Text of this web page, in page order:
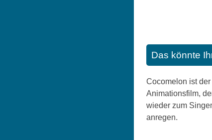
Das könnte
Cocomelon ist
Animationsfilm,
wieder zum
anregen.